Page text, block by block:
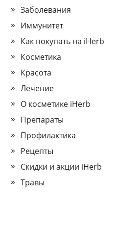
Заболевания
Иммунитет
Как покупать на iHerb
Косметика
Красота
Лечение
О косметике iHerb
Препараты
Профилактика
Рецепты
Скидки и акции iHerb
Травы